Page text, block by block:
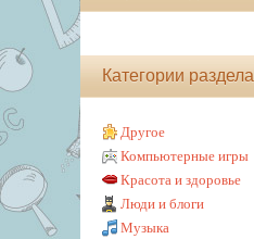
Категории раздела
Другое
Компьютерные игры
Красота и здоровье
Люди и блоги
Музыка